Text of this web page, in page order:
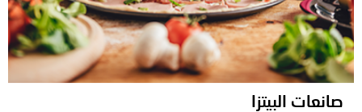
صانعات البيتزا